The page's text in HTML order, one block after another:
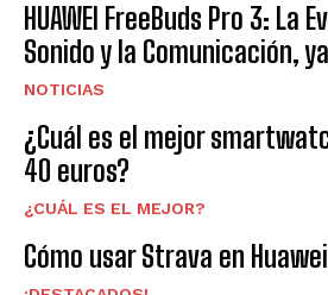
HUAWEI FreeBuds Pro 3: La
Sonido y la Comunicación,
NOTICIAS
¿Cuál es el mejor
40 euros?
¿CUÁL ES EL MEJOR?
Cómo usar Strava en Huawei